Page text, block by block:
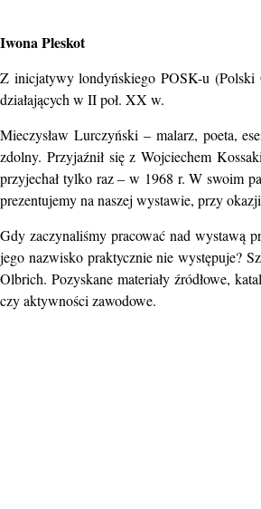
Iwona Pleskot
Z inicjatywy londyńskiego POSK-u (Polski
działających w II poł. XX w.
Mieczysław Lurczyński – malarz, poeta,
zdolny. Przyjaźnił się z Wojciechem
przyjechał tylko raz – w 1968 r. W swoim
prezentujemy na naszej wystawie, przy
Gdy zaczynaliśmy pracować nad wystawą
jego nazwisko praktycznie nie występuje?
Olbrich. Pozyskane materiały źródłowe,
czy aktywności zawodowe.